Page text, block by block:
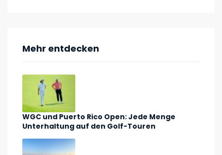
Mehr entdecken
WGC und Puerto Rico Open: Jede Menge
Unterhaltung auf den Golf-Touren